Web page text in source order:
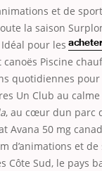
et de
la saison
pour les
Piscine
quotidiennes
Un Club au
, au cœur dun parc
Avana 50 mg
d’animations et
Côte Sud, le pays